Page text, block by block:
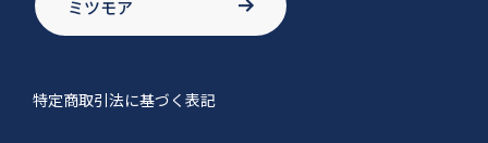
ミツモア
特定商取引法に基づく表記